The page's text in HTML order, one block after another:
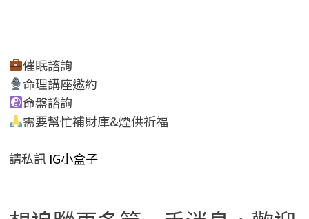
催眠諮詢
命理講座邀約
命盤諮詢
需要幫忙補財庫&煙供祈福
請私訊IG小盒子